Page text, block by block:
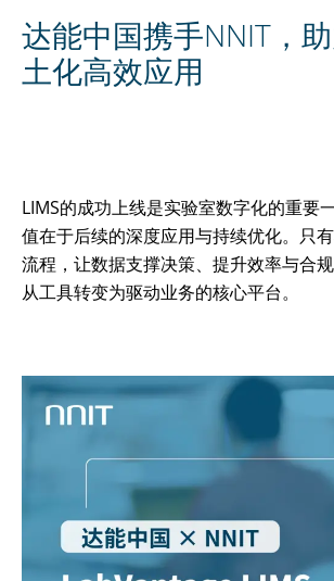
达能中国携手NNIT，
土化高效应用
LIMS的成功上线是实验室数字化的重要
值在于后续的深度应用与持续优化。只
流程，让数据支撑决策、提升效率与合
从工具转变为驱动业务的核心平台。